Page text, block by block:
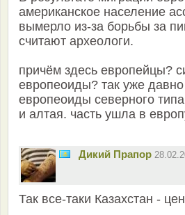
американское население
вымерло из-за борьбы за
считают археологи.
причём здесь европейцы?
европеоиды? так уже
европеоиды северного
и алтая. часть ушла в
Дикий Прапор
Так все-таки Казахстан -